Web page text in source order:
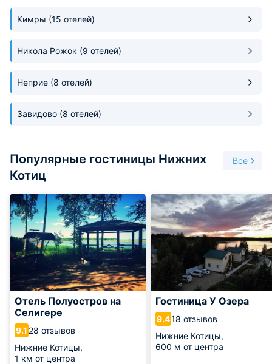
отдыху. До озера вы быстро сможете добраться пешком.
Рыбаки могут порыбачить в водоемах Селигерского края,
которые располагаются близко к территории
туристической базы. В этой местности имеется также
немало достопримечательностей, которые будут радовать
глаз туриста на протяжении всего пребывания в поселке.
Кимры (15 отелей)
Никола Рожок (9 отелей)
Неприе (8 отелей)
Завидово (8 отелей)
Популярные гостиницы Нижних
Котиц
Все
Отель Полуостров на
Селигере
9.1 28 отзывов
Нижние Котицы,
1 км от центра
Гостиница У Озера
9.418 отзывов
Нижние Котицы,
600 м от центра